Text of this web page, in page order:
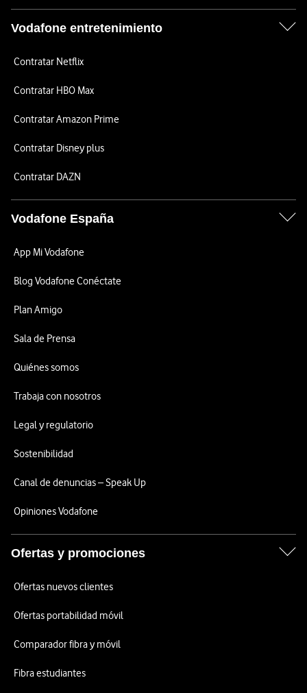
Vodafone entretenimiento
Contratar Netflix
Contratar HBO Max
Contratar Amazon Prime
Contratar Disney plus
Contratar DAZN
Vodafone España
App Mi Vodafone
Blog Vodafone Conéctate
Plan Amigo
Sala de Prensa
Quiénes somos
Trabaja con nosotros
Legal y regulatorio
Sostenibilidad
Canal de denuncias – Speak Up
Opiniones Vodafone
Ofertas y promociones
Ofertas nuevos clientes
Ofertas portabilidad móvil
Comparador fibra y móvil
Fibra estudiantes